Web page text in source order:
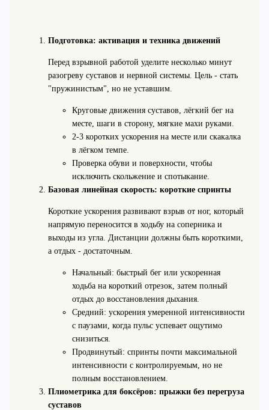
Подготовка: активация и техника движений
Перед взрывной работой уделите несколько минут
разогреву суставов и нервной системы. Цель - стать
"пружинистым", но не уставшим.
Круговые движения суставов, лёгкий бег на
месте, шаги в сторону, мягкие махи руками.
2-3 коротких ускорения на месте или скакалка
в лёгком темпе.
Проверка обуви и поверхности, чтобы
исключить скольжение и спотыкание.
Базовая линейная скорость: короткие спринты
Короткие ускорения развивают взрыв от ног, который
напрямую переносится в ходьбу на соперника и
выходы из угла. Дистанции должны быть короткими,
а отдых - достаточным.
Начальный: быстрый бег или ускоренная
ходьба на короткий отрезок, затем полный
отдых до восстановления дыхания.
Средний: ускорения умеренной интенсивности
с паузами, когда пульс успевает ощутимо
снизиться.
Продвинутый: спринты почти максимальной
интенсивности с контролируемым, но не
полным восстановлением.
Плиометрика для боксёров: прыжки без перегруза
суставов